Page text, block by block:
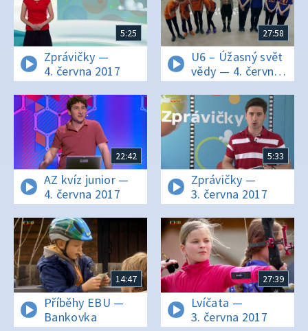
5:25
Zprávičky —
4. června 2017
27:58
U6 – Úžasný svět
vědy — 4. června
2017
22:42
AZ kvíz junior —
4. června 2017
5:33
Zprávičky —
3. června 2017
14:47
Příběhy EBU —
Bankovka
27:39
Lvíčata —
3. června 2017